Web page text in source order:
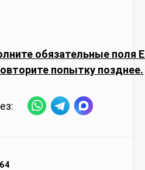
обязательные поля
попытку позднее.